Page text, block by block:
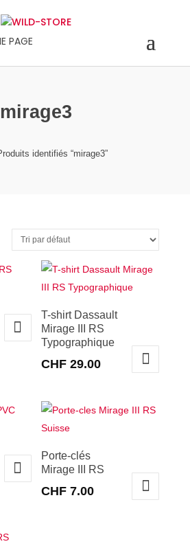
PAGE
mirage3
identifiés “mirage3”
T-shirt Dassault
Mirage III RS
Typographique
CHF 29.00
produit
plusieurs
variations.
Les
options
Porte-clés
Mirage III RS
CHF 7.00